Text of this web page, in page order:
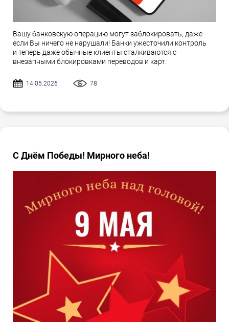
Вашу банковскую операцию могут заблокировать, даже
если Вы ничего не нарушали! Банки ужесточили контроль
и теперь даже обычные клиенты сталкиваются с
внезапными блокировками переводов и карт.
14.05.2026 78
С Днём Победы! Мирного неба!